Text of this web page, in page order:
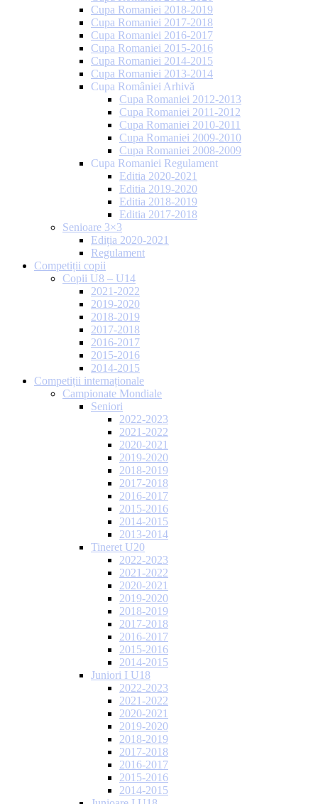
Cupa Romaniei 2018-2019
Cupa Romaniei 2017-2018
Cupa Romaniei 2016-2017
Cupa Romaniei 2015-2016
Cupa Romaniei 2014-2015
Cupa Romaniei 2013-2014
Cupa României Arhivă
Cupa Romaniei 2012-2013
Cupa Romaniei 2011-2012
Cupa Romaniei 2010-2011
Cupa Romaniei 2009-2010
Cupa Romaniei 2008-2009
Cupa Romaniei Regulament
Editia 2020-2021
Editia 2019-2020
Editia 2018-2019
Editia 2017-2018
Senioare 3×3
Ediția 2020-2021
Regulament
Competiții copii
Copii U8 – U14
2021-2022
2019-2020
2018-2019
2017-2018
2016-2017
2015-2016
2014-2015
Competiții internaționale
Campionate Mondiale
Seniori
2022-2023
2021-2022
2020-2021
2019-2020
2018-2019
2017-2018
2016-2017
2015-2016
2014-2015
2013-2014
Tineret U20
2022-2023
2021-2022
2020-2021
2019-2020
2018-2019
2017-2018
2016-2017
2015-2016
2014-2015
Juniori I U18
2022-2023
2021-2022
2020-2021
2019-2020
2018-2019
2017-2018
2016-2017
2015-2016
2014-2015